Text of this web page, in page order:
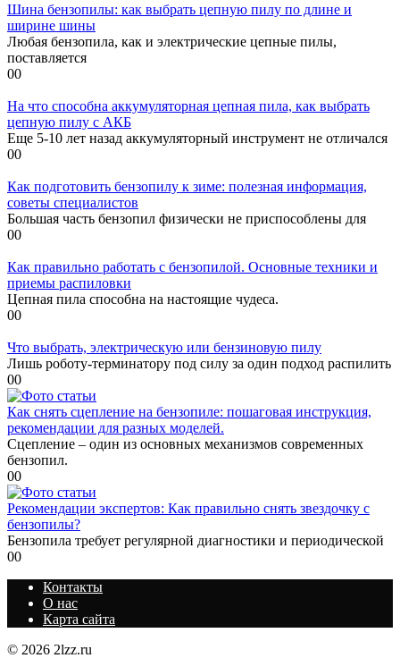
Шина бензопилы: как выбрать цепную пилу по длине и
ширине шины
Любая бензопила, как и электрические цепные пилы,
поставляется
00
На что способна аккумуляторная цепная пила, как выбрать
цепную пилу с АКБ
Еще 5-10 лет назад аккумуляторный инструмент не отличался
00
Как подготовить бензопилу к зиме: полезная информация,
советы специалистов
Большая часть бензопил физически не приспособлены для
00
Как правильно работать с бензопилой. Основные техники и
приемы распиловки
Цепная пила способна на настоящие чудеса.
00
Что выбрать, электрическую или бензиновую пилу
Лишь роботу-терминатору под силу за один подход распилить
00
Как снять сцепление на бензопиле: пошаговая инструкция,
рекомендации для разных моделей.
Сцепление – один из основных механизмов современных
бензопил.
00
Рекомендации экспертов: Как правильно снять звездочку с
бензопилы?
Бензопила требует регулярной диагностики и периодической
00
Контакты
О нас
Карта сайта
© 2026 2lzz.ru